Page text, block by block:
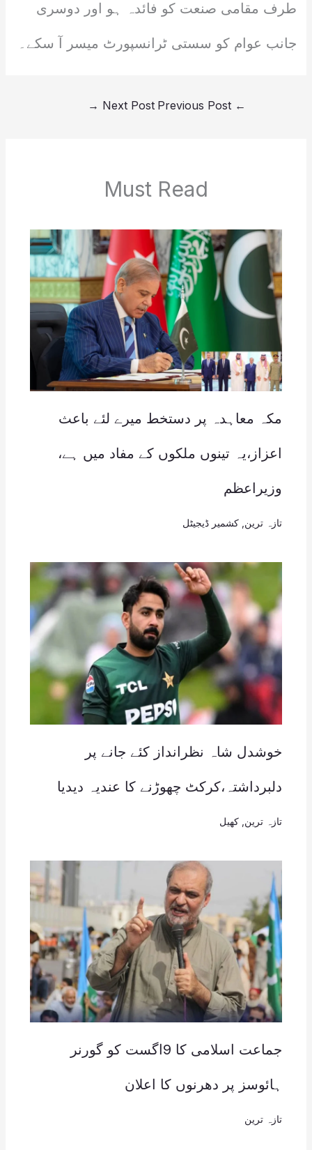
طرف مقامی صنعت کو فائدہ ہو اور دوسری
جانب عوام کو سستی ٹرانسپورٹ میسر آ سکے۔
←
Next Post
→
Must Read
مکہ معاہدہ پر دستخط میرے لئے باعث
اعزاز،یہ تینوں ملکوں کے مفاد میں ہے،
وزیراعظم
تازہ ترین کشمیر ڈیجیٹل
خوشدل شاہ نظرانداز کئے جانے پر
دلبرداشتہ،کرکٹ چھوڑنے کا عندیہ دیدیا
تازہ ترین کھیل
جماعت اسلامی کا 9اگست کو گورنر
ہائوسز پر دھرنوں کا اعلان
تازہ ترین